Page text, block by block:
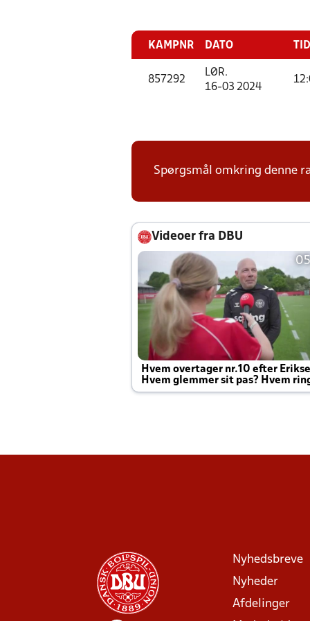
KAMPNR DATO TID
857292
LØR.
16-03 2024
Spørgsmål omkring denne
Videoer fra DBU
Hvem overtager nr.10 efter
Hvem glemmer sit pas? Hvem
Joachim altid til efter kampe?
Nyhedsbreve
Nyheder
Afdelinger